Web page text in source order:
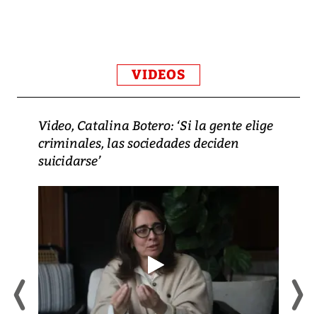
VIDEOS
Video, Catalina Botero: ‘Si la gente elige
criminales, las sociedades deciden
suicidarse’